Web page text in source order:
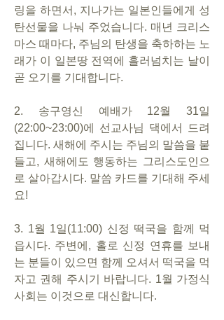
링을 하면서, 지나가는 일본인들에게 성
탄선물을 나눠 주었습니다. 매년 크리스
마스 때마다, 주님의 탄생을 축하하는 노
래가 이 일본땅 전역에 흘러넘치는 날이
곧 오기를 기대합니다.
2. 송구영신 예배가 12월 31일
(22:00~23:00)에 선교사님 댁에서 드려
집니다. 새해에 주시는 주님의 말씀을 붙
들고, 새해에도 행동하는 그리스도인으
로 살아갑시다. 말씀 카드를 기대해 주세
요!
3. 1월 1일(11:00) 신정 떡국을 함께 먹
읍시다. 주변에, 홀로 신정 연휴를 보내
는 분들이 있으면 함께 오셔서 떡국을 먹
자고 권해 주시기 바랍니다. 1월 가정식
사회는 이것으로 대신합니다.